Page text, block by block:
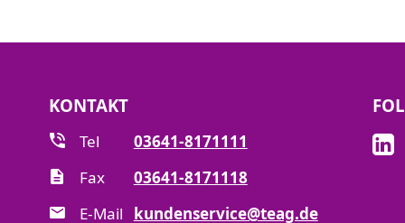
KONTAKT
Tel
03641-8171111
Fax
03641-8171118
E-Mail
kundenservice@teag.de